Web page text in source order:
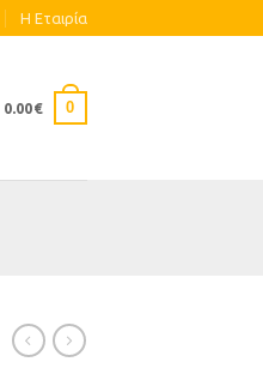
Η Eταιρία
0.00€ 0